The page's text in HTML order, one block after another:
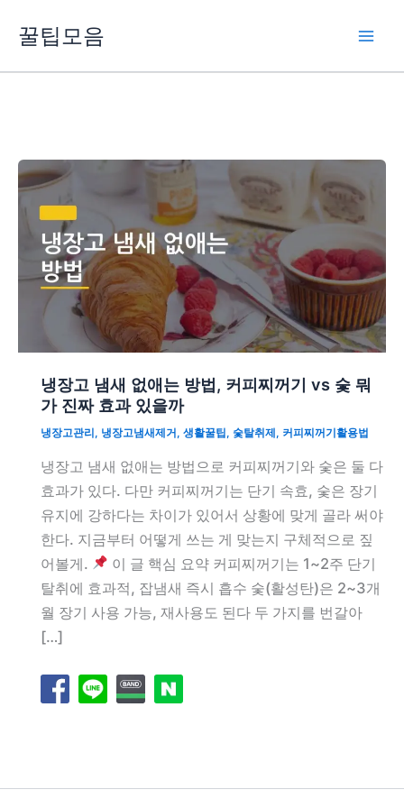
꿀팁모음
냉장고 냄새 없애는 방법, 커피찌꺼기 vs 숯 뭐
가 진짜 효과 있을까
냉장고관리 , 냉장고냄새제거 , 생활꿀팁 , 숯탈취제 , 커피찌꺼기활용법
냉장고 냄새 없애는 방법으로 커피찌꺼기와 숯은 둘 다
효과가 있다. 다만 커피찌꺼기는 단기 속효, 숯은 장기
유지에 강하다는 차이가 있어서 상황에 맞게 골라 써야
한다. 지금부터 어떻게 쓰는 게 맞는지 구체적으로 짚
어볼게.
이 글 핵심 요약 커피찌꺼기는 1~2주 단기
탈취에 효과적, 잡냄새 즉시 흡수 숯(활성탄)은 2~3개
월 장기 사용 가능, 재사용도 된다 두 가지를 번갈아
[…]